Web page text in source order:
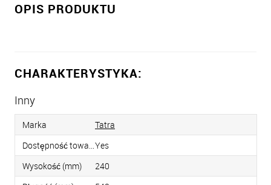
OPIS PRODUKTU
CHARAKTERYSTYKA:
Inny
Marka
Tatra
Dostępność towaruYes
Wysokość (mm)
240